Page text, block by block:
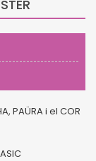
PAÜRA i el COR